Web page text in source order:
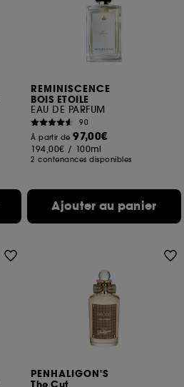
REMINISCENCE
BOIS ETOILE
EAU DE PARFUM
90
À partir de97,00€
194,00€ / 100ml
2 contenances disponibles
Ajouter au panier
PENHALIGON'S